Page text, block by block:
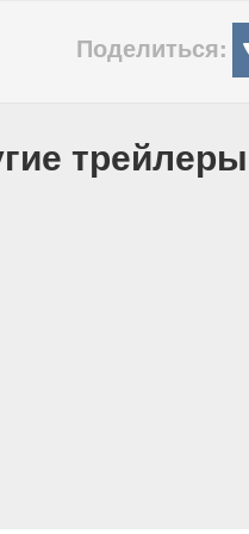
Поделиться: